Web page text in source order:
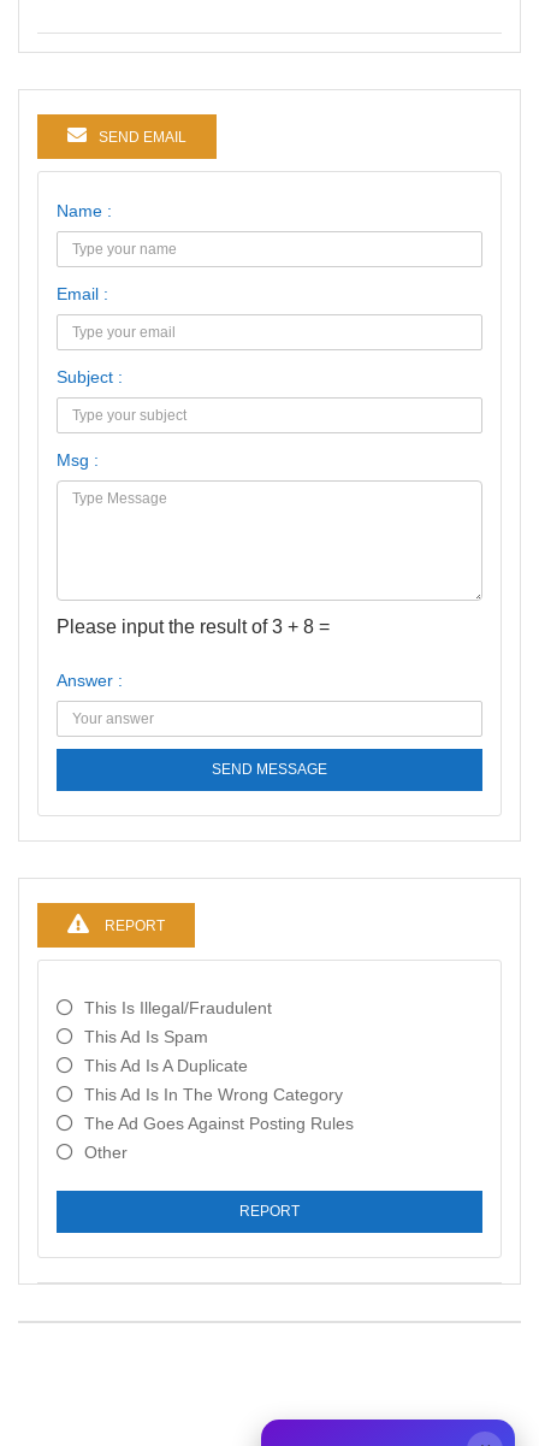
SEND EMAIL
Name :
Email :
Subject :
Msg :
Please input the result of 3 + 8 =
Answer :
SEND MESSAGE
REPORT
This Is Illegal/fraudulent
This Ad Is Spam
This Ad Is A Duplicate
This Ad Is In The Wrong Category
The Ad Goes Against Posting Rules
Other
REPORT